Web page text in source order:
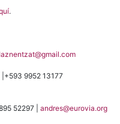
.
9952 13177
52297 | andres@eurovia.org